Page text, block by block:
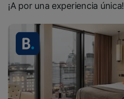
¡A por una experiencia única!